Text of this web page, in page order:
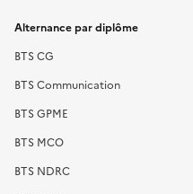
Alternance par diplôme
BTS CG
BTS Communication
BTS GPME
BTS MCO
BTS NDRC